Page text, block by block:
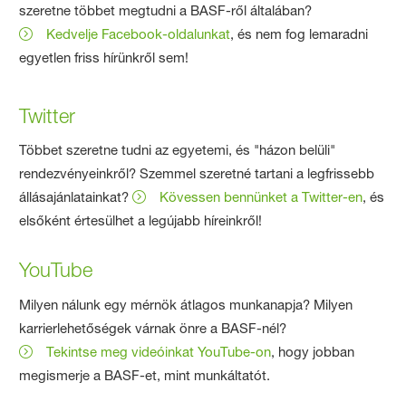
szeretne többet megtudni a BASF-ről általában?
Kedvelje Facebook-oldalunkat, és nem fog lemaradni
egyetlen friss hírünkről sem!
Twitter
Többet szeretne tudni az egyetemi, és "házon belüli"
rendezvényeinkről? Szemmel szeretné tartani a legfrissebb
állásajánlatainkat?
Kövessen bennünket a Twitter-en, és
elsőként értesülhet a legújabb híreinkről!
YouTube
Milyen nálunk egy mérnök átlagos munkanapja? Milyen
karrierlehetőségek várnak önre a BASF-nél?
Tekintse meg videóinkat YouTube-on, hogy jobban
megismerje a BASF-et, mint munkáltatót.